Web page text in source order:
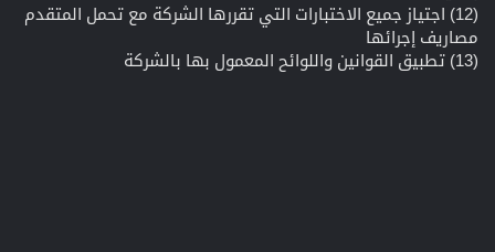
(12) اجتياز جميع الاختبارات التي تقررها الشركة مع تحمل المتقدم
مصاريف إجرائها
(13) تطبيق القوانين واللوائح المعمول بها بالشركة